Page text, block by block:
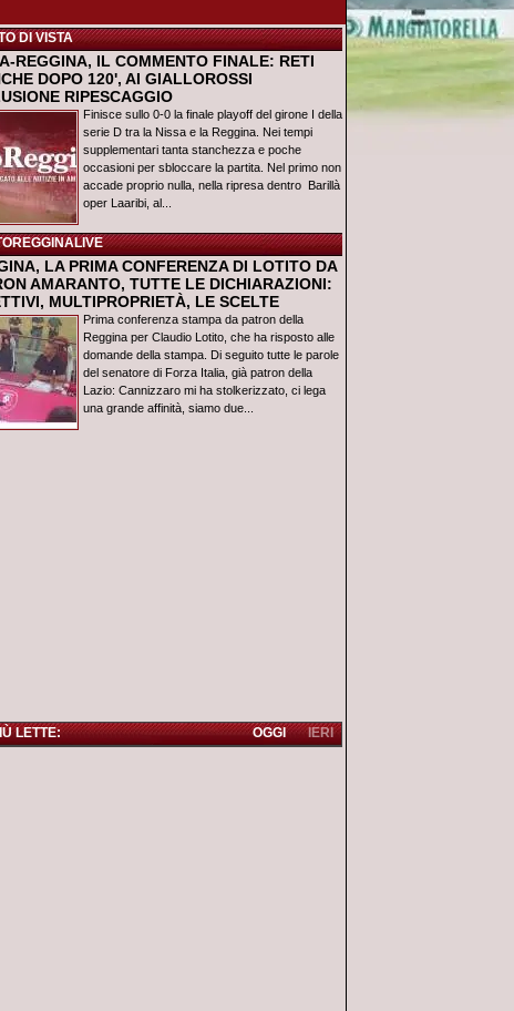
DI VISTA
REGGINA, IL COMMENTO FINALE: RETI
DOPO 120', AI GIALLOROSSI
RIPESCAGGIO
Finisce sullo 0-0 la finale playoff del girone I della
serie D tra la Nissa e la Reggina. Nei tempi
supplementari tanta stanchezza e poche
occasioni per sbloccare la partita. Nel primo non
accade proprio nulla, nella ripresa dentro Barillà
oper Laaribi, al...
LA PRIMA CONFERENZA DI LOTITO DA
AMARANTO, TUTTE LE DICHIARAZIONI:
MULTIPROPRIETÀ, LE SCELTE
Prima conferenza stampa da patron della
Reggina per Claudio Lotito, che ha risposto alle
domande della stampa. Di seguito tutte le parole
del senatore di Forza Italia, già patron della
Lazio: Cannizzaro mi ha stolkerizzato, ci lega
una grande affinità, siamo due...
LETTE: IERI
OGGI